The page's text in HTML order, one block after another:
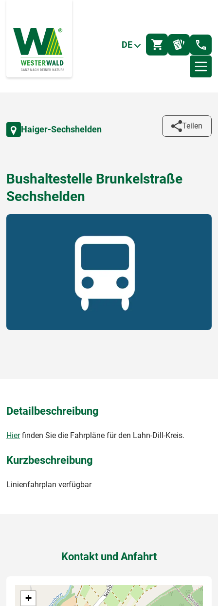
DE
Haiger-Sechshelden Teilen
Bushaltestelle Brunkelstraße
Sechshelden
Detailbeschreibung
Hierfinden Sie die Fahrpläne für den Lahn-Dill-Kreis.
Kurzbeschreibung
Linienfahrplan verfügbar
Kontakt und Anfahrt
+